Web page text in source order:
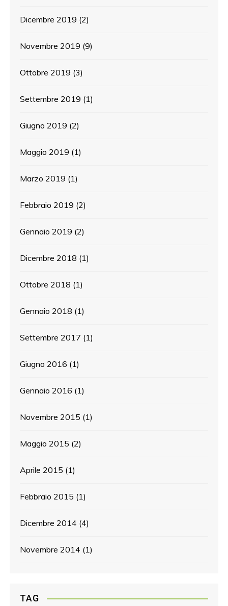
Dicembre 2019 (2)
Novembre 2019 (9)
Ottobre 2019 (3)
Settembre 2019 (1)
Giugno 2019 (2)
Maggio 2019 (1)
Marzo 2019 (1)
Febbraio 2019 (2)
Gennaio 2019 (2)
Dicembre 2018 (1)
Ottobre 2018 (1)
Gennaio 2018 (1)
Settembre 2017 (1)
Giugno 2016 (1)
Gennaio 2016 (1)
Novembre 2015 (1)
Maggio 2015 (2)
Aprile 2015 (1)
Febbraio 2015 (1)
Dicembre 2014 (4)
Novembre 2014 (1)
TAG